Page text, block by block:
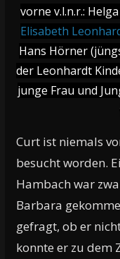
vorne v.l.n.r.:
Elisabeth
Hans Hörner
der Leonhardt
junge Frau und
Curt ist niemals
besucht worden.
Hambach war
Barbara
gefragt, ob er
konnte er zu dem